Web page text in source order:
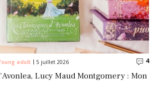
adult 5 juillet 2026 4
Lucy Maud Montgomery : Mon